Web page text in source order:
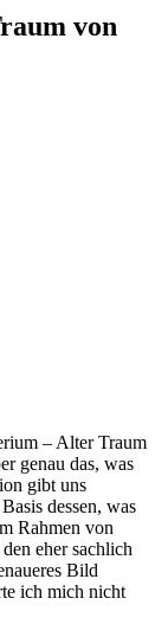
von
– Alter Traum
genau das, was
gibt uns
dessen, was
Rahmen von
eher sachlich
Bild
ich mich nicht